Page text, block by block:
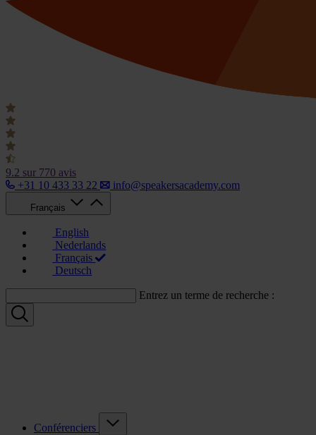
9.2 sur 770 avis
+31 10 433 33 22
info@speakersacademy.com
Français
English
Nederlands
Français
Deutsch
Entrez un terme de recherche :
Conférenciers